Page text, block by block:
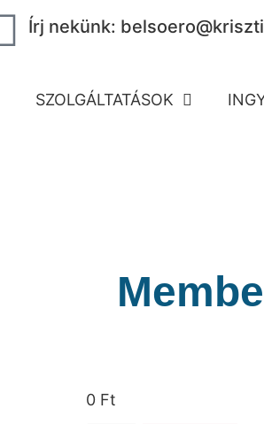
Írj nekünk:
SZOLGÁLTATÁSOK
0 Ft